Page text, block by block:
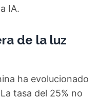
IA.
de la luz
ha evolucionado
tasa del 25% no